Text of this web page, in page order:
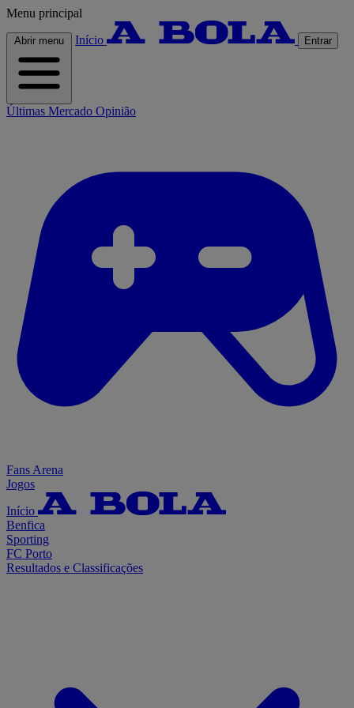
Menu principal
Abrir menu Início Entrar
Últimas Mercado Opinião
Fans Arena
Jogos
Início
Benfica
Sporting
FC Porto
Resultados e Classificações